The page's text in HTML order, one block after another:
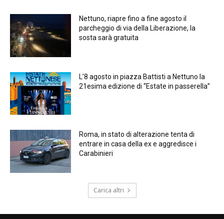
Nettuno, riapre fino a fine agosto il
parcheggio di via della Liberazione, la
sosta sarà gratuita
L’8 agosto in piazza Battisti a Nettuno la
21esima edizione di “Estate in passerella”
Roma, in stato di alterazione tenta di
entrare in casa della ex e aggredisce i
Carabinieri
Carica altri